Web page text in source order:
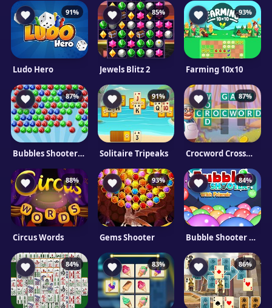
91%
Ludo Hero
85%
Jewels Blitz 2
93%
Farming 10x10
87%
Bubbles Shooter Kizi
91%
Solitaire Tripeaks
87%
Crocword Crossword Puzzle
88%
Circus Words
93%
Gems Shooter
84%
Bubble Shooter Pro
84% 83% 86%